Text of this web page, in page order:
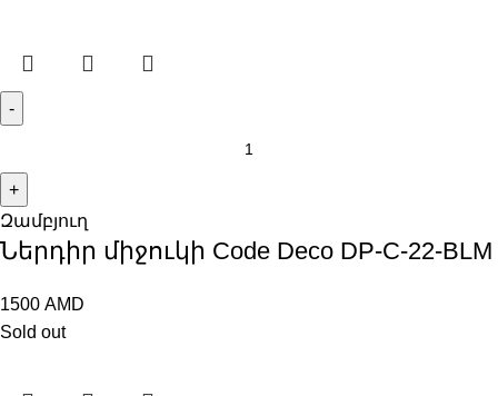
Զամբյուղ
Ներդիր միջուկի Code Deco DP-C-22-BLM
1500 AMD
Sold out